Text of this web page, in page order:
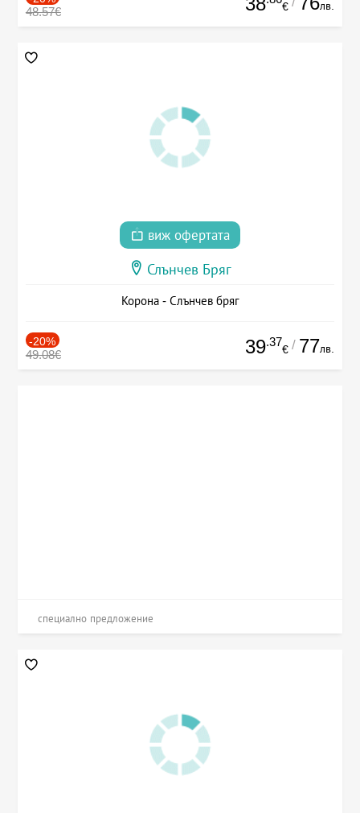
48.57€ € лв.
виж офертата
Слънчев Бряг
Корона - Слънчев бряг
-20%
49.08€ 39.37
€ / 77лв.
специално предложение